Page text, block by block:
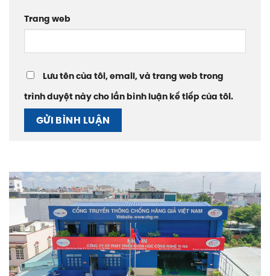
Trang web
Lưu tên của tôi, email, và trang web trong
trình duyệt này cho lần bình luận kế tiếp của tôi.